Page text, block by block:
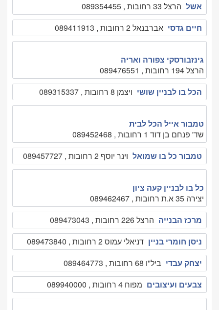
אשל הרצל 33 רחובות , 089354455
חיים גדסי אברבנאל 2 רחובות , 089411913
גינזבורסקי צפורה ואריה
הרצל 194 רחובות , 089476551
הכל בו לבניין שושי ויצמן 8 רחובות , 089315337
טמבור אייל הכל לבית
שד' פנחם בן דוד 1 רחובות , 089452468
טמבור כל בו שמואל וינר יוסף 2 רחובות , 089457727
כל בו לבניין קעה ציון
יצירה 35 א.ת רחובות , 089462467
מרכז הבנייה הרצל 226 רחובות , 089473043
ניסן חומרי בניין דניאלי עמוס 2 רחובות , 089473840
יצחק עבדי ביל''ו 68 רחובות , 089464773
צבעים ועיצובים מפוח 4 רחובות , 089940000